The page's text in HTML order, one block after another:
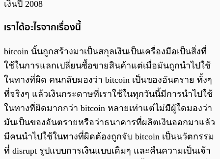
เงินปี 2008
เราได้อะไรจากเรื่องนี้
bitcoin นั้นถูกสร้างมาเป็นสกุลเงินเป็นเครื่องมือเป็นสิ่งที่
ใช้ในการแลกเปลี่ยนซื้อขายสินค้าแต่เมื่อมันถูกนำไปใช้
ในทางที่ผิด คนกลับมองว่า bitcoin เป็นของอันตราย ทั้งๆ
ที่จริงๆ แล้วเงินกระดาษที่เราใช้ในทุกวันนี้มีการนำไปใช้
ในทางที่ผิดมากกว่า bitcoin หลายเท่าแต่ไม่มีผู้ใดมองว่า
มันเป็นของอันตรายหรือว่าธนาคารที่ผลิตเงินออกมาแล้ว
มีคนนำไปใช้ในทางที่ผิดต้องถูกจับ bitcoin เป็นนวัตกรรม
ที่ disrupt รูปแบบการเงินแบบเดิมๆ และคืนความเป็นเจ้า